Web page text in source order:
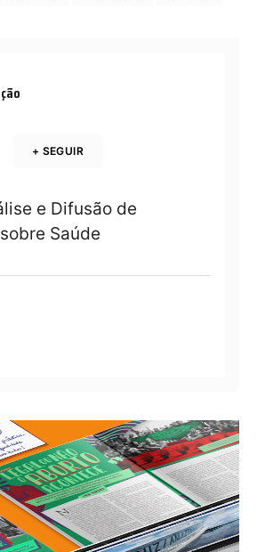
+ SEGUIR
e Difusão de
Saúde